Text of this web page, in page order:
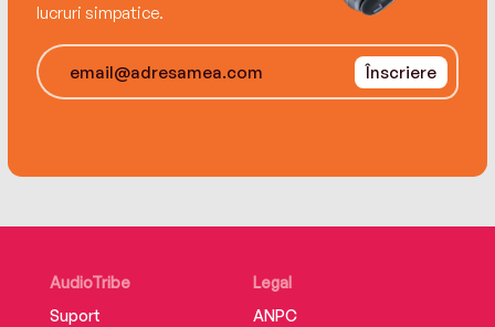
lucruri simpatice.
Înscriere
AudioTribe
Suport
Legal
ANPC